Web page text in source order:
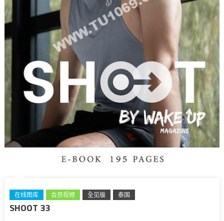
在线图库 会员视频 全见版 泰国
SHOOT 33